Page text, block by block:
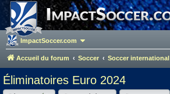
ImpactSoccer.com
Accueil du forum Soccer Soccer international
Éliminatoires Euro 2024